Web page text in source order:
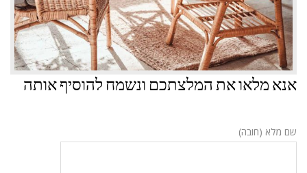
אנא מלאו את המלצתכם ונשמח להוסיף אותה
שם מלא (חובה)